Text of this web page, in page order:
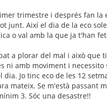
trimestre i després fan la
junt. Així el dia de la eco
o val amb la que ja t'han
a plorar del mal i això que
ni amb moviment i
Jo tinc eco de les 12
mateix. Se m'està passant
3. Sóc una desastre!!